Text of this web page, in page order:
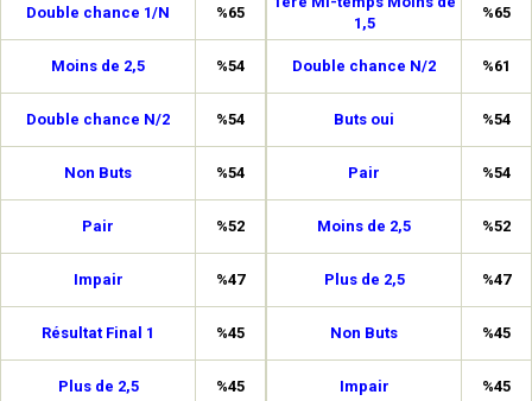
Double chance 1/N %65
Moins de 2,5 %54
Double chance N/2 %54
Non Buts %54
Pair %52
Impair %47
Résultat Final 1 %45
Plus de 2,5 %45
1,5
%65
Double chance N/2 %61
Buts oui %54
Pair %54
Moins de 2,5 %52
Plus de 2,5 %47
Non Buts %45
Impair %45